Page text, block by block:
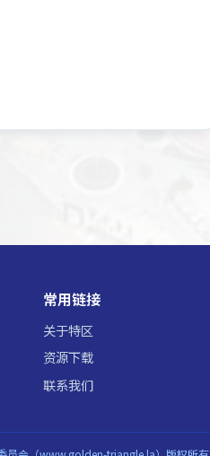
常用链接
关于特区
资源下载
联系我们